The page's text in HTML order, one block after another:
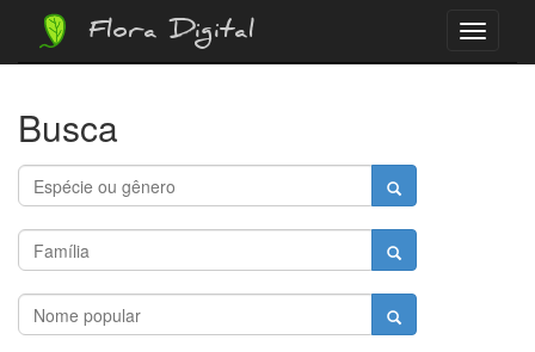
Menu
Flora Digital
Busca